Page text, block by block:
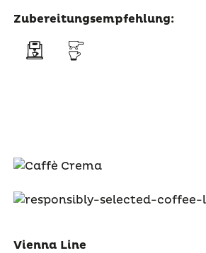
Zubereitungsempfehlung:
Vienna Line